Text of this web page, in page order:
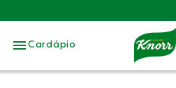
Skip to:
Cardápio